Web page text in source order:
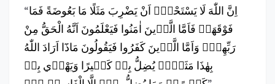
“ اِنَّ اللّٰهَ لَا يَسْتَحْي۪ٓ اَنْ يَضْرِبَ مَثَلًا مَا بَعُوضَةً فَمَا
فَوْقَهَاۜ فَاَمَّا الَّذ۪ينَ اٰمَنُوا فَيَعْلَمُونَ اَنَّهُ الْحَقُّ مِنْ
رَبِّهِمْۚ وَاَمَّا الَّذ۪ينَ كَفَرُوا فَيَقُولُونَ مَاذَٓا اَرَادَ اللّٰهُ
بِهٰذَا مَثَلًاۢ يُضِلُّ بِه۪ كَث۪يرًا وَيَهْد۪ي بِه۪